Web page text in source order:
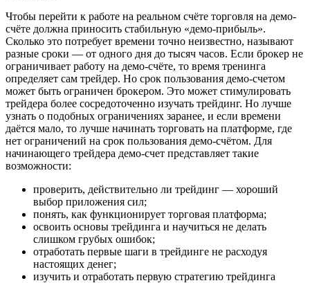
Чтобы перейти к работе на реальном счёте торговля на демо-
счёте должна приносить стабильную «демо-прибыль».
Сколько это потребует времени точно неизвестно, называют
разные сроки — от одного дня до тысяч часов. Если брокер не
ограничивает работу на демо-счёте, то время тренинга
определяет сам трейдер. Но срок пользования демо-счетом
может быть ограничен брокером. Это может стимулировать
трейдера более сосредоточенно изучать трейдинг. Но лучше
узнать о подобных ограничениях заранее, и если времени
даётся мало, то лучше начинать торговать на платформе, где
нет ограничений на срок пользования демо-счётом. Для
начинающего трейдера демо-счет представляет такие
возможности:
проверить, действительно ли трейдинг — хороший
выбор приложения сил;
понять, как функционирует торговая платформа;
освоить основы трейдинга и научиться не делать
слишком грубых ошибок;
отработать первые шаги в трейдинге не расходуя
настоящих денег;
изучить и отработать первую стратегию трейдинга